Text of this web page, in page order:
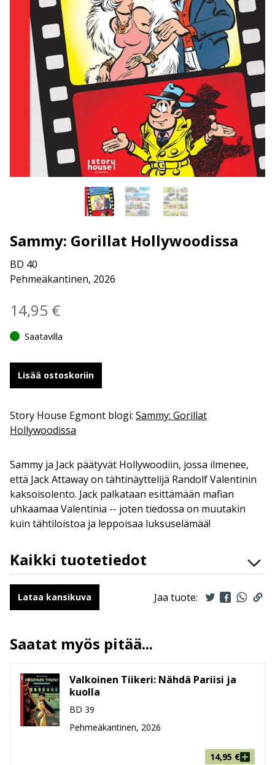
Sammy: Gorillat Hollywoodissa
BD 40
Pehmeäkantinen, 2026
14,95 €
Saatavilla
Lisää ostoskoriin
Story House Egmont blogi: Sammy: Gorillat
Hollywoodissa
Sammy ja Jack päätyvät Hollywoodiin, jossa ilmenee,
että Jack Attaway on tähtinäyttelijä Randolf Valentinin
kaksoisolento. Jack palkataan esittämään mafian
uhkaamaa Valentinia -- joten tiedossa on muutakin
kuin tähtiloistoa ja leppoisaa luksuselämää!
Kaikki tuotetiedot
ISBN
9789523348905
Kirjoittajat
Raoul Cauvin
Kuvittajat
Ilmestymispäivä
15.4.2026
ALV
13.5 %
Sivumäärä
47
Koko
leveys x korkeus x paksuus
Paino
212g
Lataa kansikuva Jaa tuote:
Saatat myös pitää...
Valkoinen Tiikeri: Nähdä Pariisi ja
kuolla
BD 39
Pehmeäkantinen, 2026
14,95 €